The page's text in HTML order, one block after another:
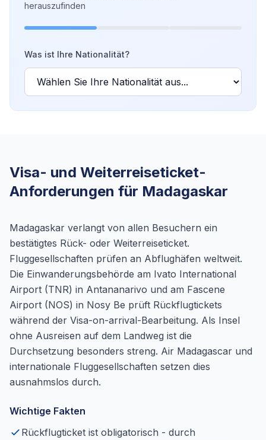
herauszufinden
Was ist Ihre Nationalität?
Visa- und Weiterreiseticket-
Anforderungen für Madagaskar
Madagaskar verlangt von allen Besuchern ein
bestätigtes Rück- oder Weiterreiseticket.
Fluggesellschaften prüfen an Abflughäfen weltweit.
Die Einwanderungsbehörde am Ivato International
Airport (TNR) in Antananarivo und am Fascene
Airport (NOS) in Nosy Be prüft Rückflugtickets
während der Visa-on-arrival-Bearbeitung. Als Insel
ohne Ausreisen auf dem Landweg ist die
Durchsetzung besonders streng. Air Madagascar und
internationale Fluggesellschaften setzen dies
ausnahmslos durch.
Wichtige Fakten
Rückflugticket ist obligatorisch - durch